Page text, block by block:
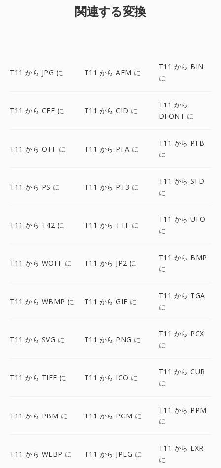
関連する変換
T11 から JPG に T11 から AFM に
T11 から BIN
に
T11 から CFF に T11 から CID に
T11 から
DFONT に
T11 から OTF に T11 から PFA に
T11 から PFB
に
T11 から PS に T11 から PT3 に
T11 から SFD
に
T11 から T42 に T11 から TTF に
T11 から UFO
に
T11 から WOFF に T11 から JP2 に
T11 から BMP
に
T11 から WBMP に T11 から GIF に
T11 から TGA
に
T11 から SVG に T11 から PNG に
T11 から PCX
に
T11 から TIFF に T11 から ICO に
T11 から CUR
に
T11 から PBM に T11 から PGM に
T11 から PPM
に
T11 から WEBP に T11 から JPEG に
T11 から EXR
に